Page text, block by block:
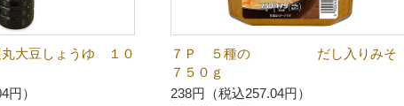
丸大豆しょうゆ １０
円）
７Ｐ ５種の だし入りみそ
７５０ｇ
238円（税込257.04円）